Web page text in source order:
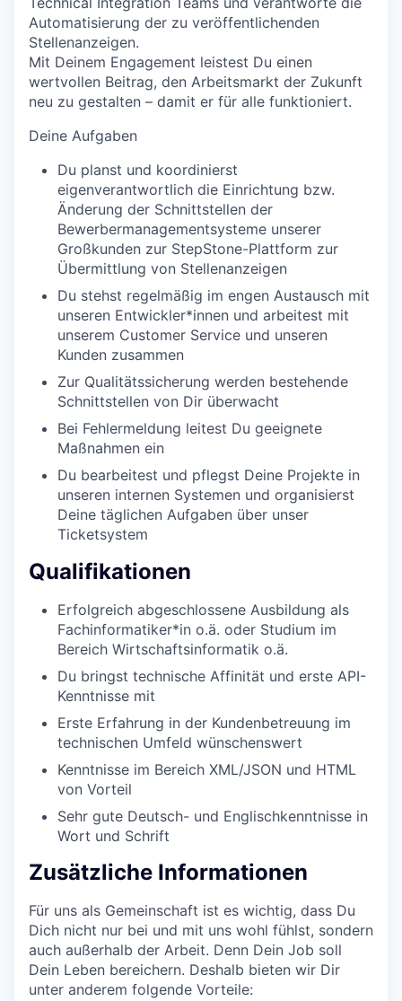
Automatisierung der zu veröffentlichenden
Stellenanzeigen.
Mit Deinem Engagement leistest Du einen
wertvollen Beitrag, den Arbeitsmarkt der Zukunft
neu zu gestalten – damit er für alle funktioniert.
Deine Aufgaben
Du planst und koordinierst
eigenverantwortlich die Einrichtung bzw.
Änderung der Schnittstellen der
Bewerbermanagementsysteme unserer
Großkunden zur StepStone-Plattform zur
Übermittlung von Stellenanzeigen
Du stehst regelmäßig im engen Austausch mit
unseren Entwickler*innen und arbeitest mit
unserem Customer Service und unseren
Kunden zusammen
Zur Qualitätssicherung werden bestehende
Schnittstellen von Dir überwacht
Bei Fehlermeldung leitest Du geeignete
Maßnahmen ein
Du bearbeitest und pflegst Deine Projekte in
unseren internen Systemen und organisierst
Deine täglichen Aufgaben über unser
Ticketsystem
Qualifikationen
Erfolgreich abgeschlossene Ausbildung als
Fachinformatiker*in o.ä. oder Studium im
Bereich Wirtschaftsinformatik o.ä.
Du bringst technische Affinität und erste API-
Kenntnisse mit
Erste Erfahrung in der Kundenbetreuung im
technischen Umfeld wünschenswert
Kenntnisse im Bereich XML/JSON und HTML
von Vorteil
Sehr gute Deutsch- und Englischkenntnisse in
Wort und Schrift
Zusätzliche Informationen
Für uns als Gemeinschaft ist es wichtig, dass Du
Dich nicht nur bei und mit uns wohl fühlst, sondern
auch außerhalb der Arbeit. Denn Dein Job soll
Dein Leben bereichern. Deshalb bieten wir Dir
unter anderem folgende Vorteile: